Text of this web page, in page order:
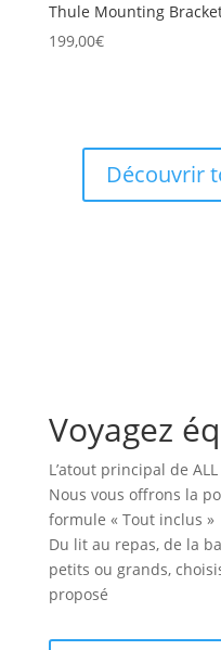
Thule Mounting
199,00€
Découvrir
Voyagez
L’atout principal de
Nous vous offrons la
formule « Tout inclus »
Du lit au repas, de la
petits ou grands,
proposé